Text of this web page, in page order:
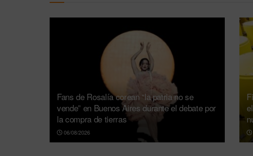
Fans de Rosalía corean “la patria no se
vende” en Buenos Aires durante el debate por
la compra de tierras
06/08/2026